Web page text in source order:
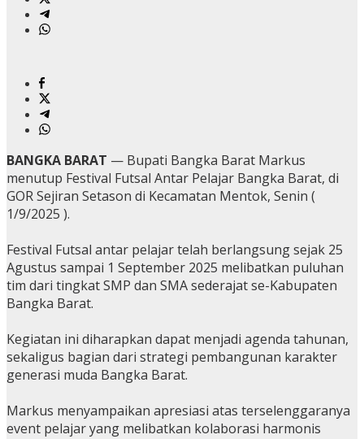
BANGKA BARAT — Bupati Bangka Barat Markus
menutup Festival Futsal Antar Pelajar Bangka Barat, di
GOR Sejiran Setason di Kecamatan Mentok, Senin (
1/9/2025 ).
Festival Futsal antar pelajar telah berlangsung sejak 25
Agustus sampai 1 September 2025 melibatkan puluhan
tim dari tingkat SMP dan SMA sederajat se-Kabupaten
Bangka Barat.
Kegiatan ini diharapkan dapat menjadi agenda tahunan,
sekaligus bagian dari strategi pembangunan karakter
generasi muda Bangka Barat.
Markus menyampaikan apresiasi atas terselenggaranya
event pelajar yang melibatkan kolaborasi harmonis